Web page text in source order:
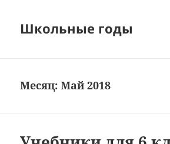
Школьные годы
Месяц:Май 2018